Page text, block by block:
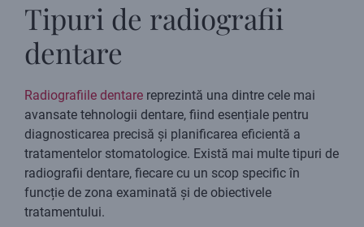
Tipuri de radiografii
dentare
Radiografiile dentare reprezintă una dintre cele mai
avansate tehnologii dentare, fiind esențiale pentru
diagnosticarea precisă și planificarea eficientă a
tratamentelor stomatologice. Există mai multe tipuri de
radiografii dentare, fiecare cu un scop specific în
funcție de zona examinată și de obiectivele
tratamentului.